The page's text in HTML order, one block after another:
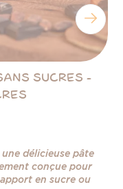
SUCRES -
délicieuse pâte
conçue pour
en sucre ou